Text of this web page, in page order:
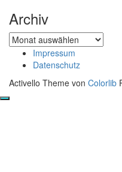
Archiv
Archiv
Impressum
Datenschutz
Activello Theme von Colorlib